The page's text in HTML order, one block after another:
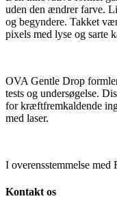
uden den ændrer farve.
og begyndere. Takket
pixels med lyse og sarte
OVA Gentle Drop
tests og undersøgelse.
for kræftfremkaldende
med laser.
I overensstemmelse
Kontakt os